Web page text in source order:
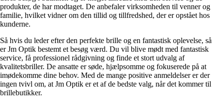
produkter, de har modtaget. De anbefaler virksomheden til venner og
familie, hvilket vidner om den tillid og tillfredshed, der er opstået hos
kunderne.
Så hvis du leder efter den perfekte brille og en fantastisk oplevelse, så
er Jm Optik bestemt et besøg værd. Du vil blive mødt med fantastisk
service, få professionel rådgivning og finde et stort udvalg af
kvalitetsbriller. De ansatte er søde, hjælpsomme og fokuserede på at
imødekomme dine behov. Med de mange positive anmeldelser er der
ingen tvivl om, at Jm Optik er et af de bedste valg, når det kommer til
brillebutikker.